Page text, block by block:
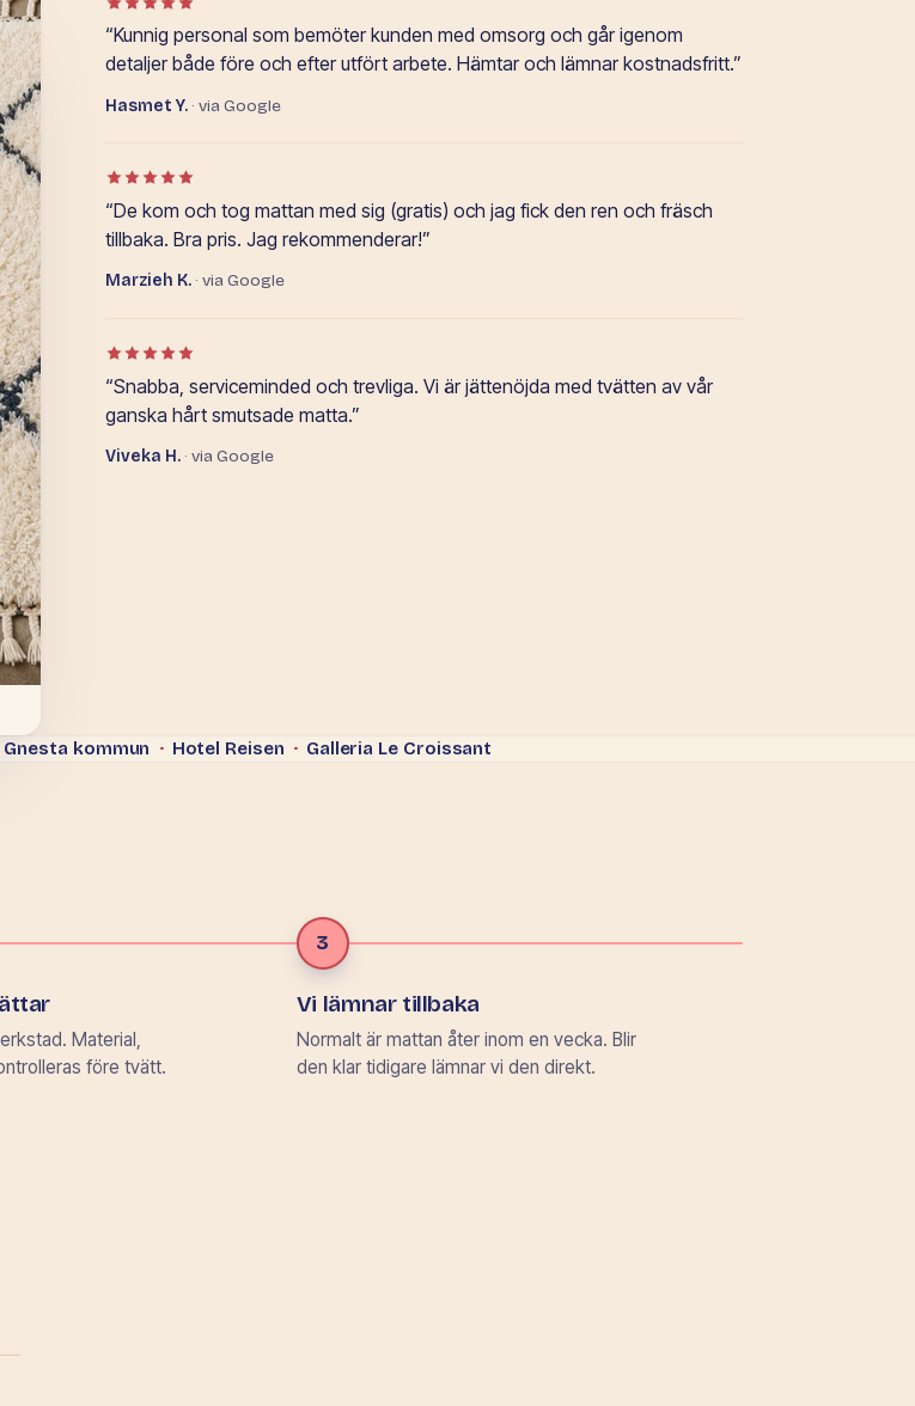
Betyg: 5 av 5 i Google-omdöme.
“Kunnig personal som bemöter kunden med omsorg och går igenom
detaljer både före och efter utfört arbete. Hämtar och lämnar kostnadsfritt.”
Hasmet Y. · via Google
Betyg: 5 av 5 i Google-omdöme.
“De kom och tog mattan med sig (gratis) och jag fick den ren och fräsch
tillbaka. Bra pris. Jag rekommenderar!”
Marzieh K. · via Google
Betyg: 5 av 5 i Google-omdöme.
“Snabba, serviceminded och trevliga. Vi är jättenöjda med tvätten av vår
ganska hårt smutsade matta.”
Viveka H. · via Google
Gnesta kommun · Hotel Reisen · Galleria Le Croissant
Material,
före tvätt.
3
Vi lämnar tillbaka
Normalt är mattan åter inom en vecka. Blir
den klar tidigare lämnar vi den direkt.